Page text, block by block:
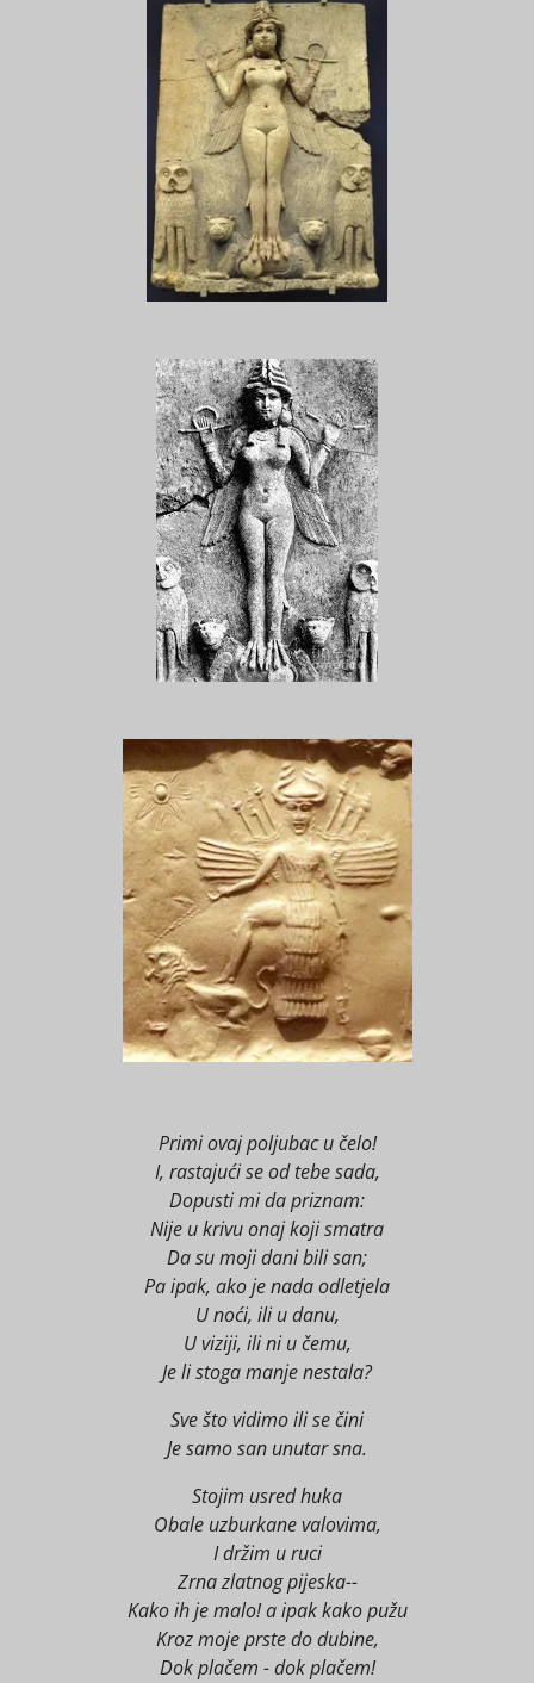
Primi ovaj poljubac u čelo!
I, rastajući se od tebe sada,
Dopusti mi da priznam:
Nije u krivu onaj koji smatra
Da su moji dani bili san;
Pa ipak, ako je nada odletjela
U noći, ili u danu,
U viziji, ili ni u čemu,
Je li stoga manje nestala?
Sve što vidimo ili se čini
Je samo san unutar sna.
Stojim usred huka
Obale uzburkane valovima,
I držim u ruci
Zrna zlatnog pijeska--
Kako ih je malo! a ipak kako pužu
Kroz moje prste do dubine,
Dok plačem - dok plačem!